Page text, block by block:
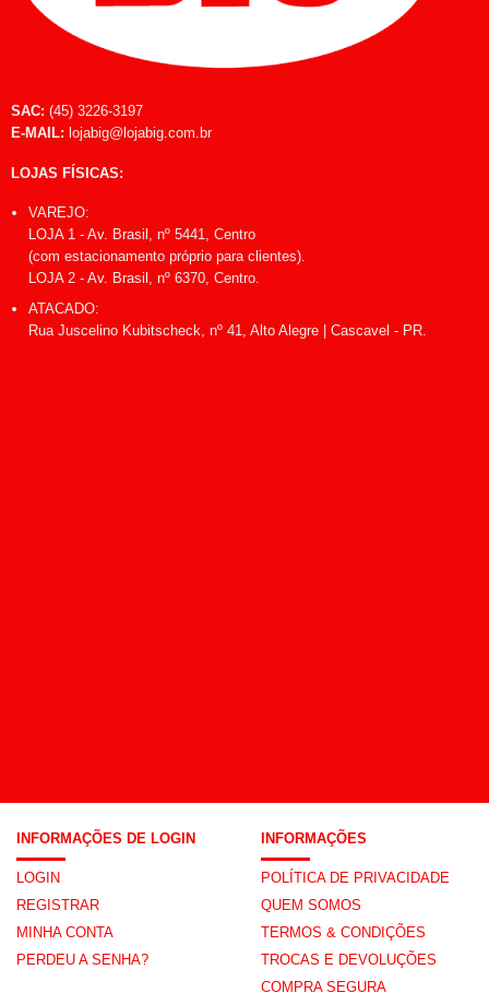
SAC: (45) 3226-3197
E-MAIL: lojabig@lojabig.com.br
LOJAS FÍSICAS:
VAREJO:
LOJA 1 - Av. Brasil, nº 5441, Centro
(com estacionamento próprio para clientes).
LOJA 2 - Av. Brasil, nº 6370, Centro.
ATACADO:
Rua Juscelino Kubitscheck, nº 41, Alto Alegre | Cascavel - PR.
INFORMAÇÕES DE LOGIN
LOGIN
REGISTRAR
MINHA CONTA
PERDEU A SENHA?
INFORMAÇÕES
POLÍTICA DE PRIVACIDADE
QUEM SOMOS
TERMOS & CONDIÇÕES
TROCAS E DEVOLUÇÕES
COMPRA SEGURA